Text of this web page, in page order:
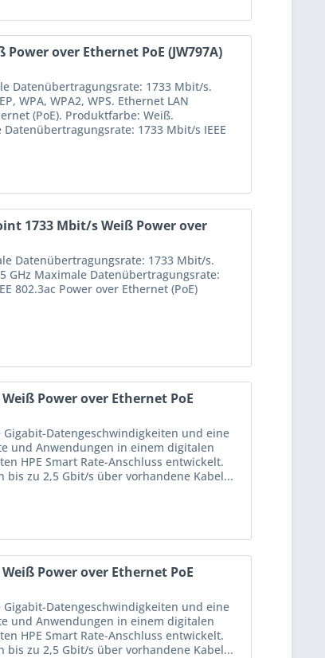
over Ethernet PoE (JW797A)
Datenübertragungsrate: 1733 Mbit/s.
WPA, WPA2, WPS. Ethernet LAN
(PoE). Produktfarbe: Weiß.
1733 Mbit/s IEEE
1733 Mbit/s Weiß Power over
Datenübertragungsrate: 1733 Mbit/s.
GHz Maximale Datenübertragungsrate:
802.3ac Power over Ethernet (PoE)
Power over Ethernet PoE
Datengeschwindigkeiten und eine
und Anwendungen in einem digitalen
HPE Smart Rate-Anschluss entwickelt.
zu 2,5 Gbit/s über vorhandene Kabel...
Power over Ethernet PoE
Datengeschwindigkeiten und eine
und Anwendungen in einem digitalen
HPE Smart Rate-Anschluss entwickelt.
zu 2,5 Gbit/s über vorhandene Kabel...